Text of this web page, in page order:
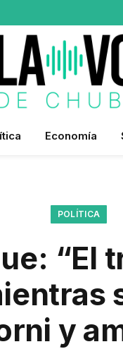
Economía
POLÍTICA
“El
y